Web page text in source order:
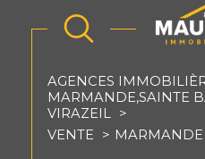
AGENCES
MARMANDE,SAINTE
VIRAZEIL
VENTE
MARMANDE